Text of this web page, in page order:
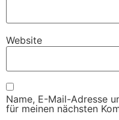
Website
Name, E-Mail-Adresse
für meinen nächsten